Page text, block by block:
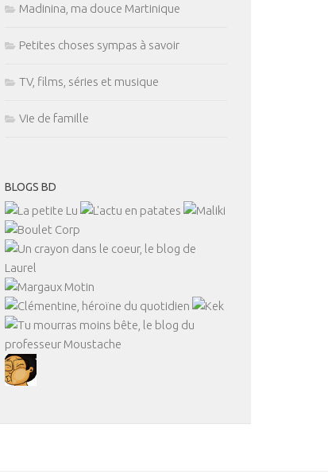
Madinina, ma douce Martinique
Petites choses sympas à savoir
TV, films, séries et musique
Vie de famille
BLOGS BD